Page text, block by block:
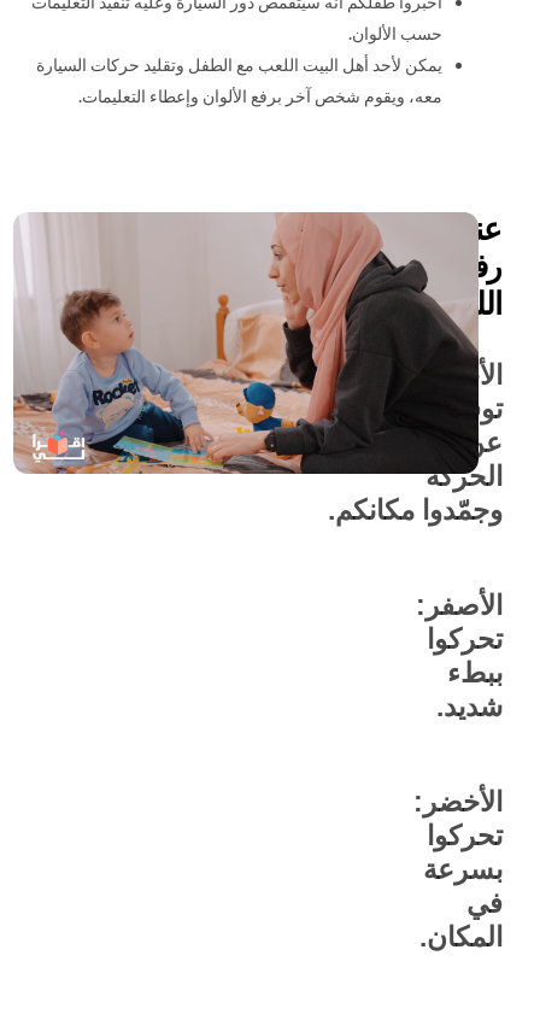
حسب الألوان.
يمكن لأحد أهل البيت اللعب مع الطفل وتقليد حركات السيارة
معه، ويقوم شخص آخر برفع الألوان وإعطاء التعليمات.
عند
رفع
اللون:
الأحمر:
توقفوا
عن
الحركة
وجمّدوامكانكم.
الأصفر:
تحركوا
ببطء
شديد.
الأخضر:
تحركوا
بسرعة
في
المكان.